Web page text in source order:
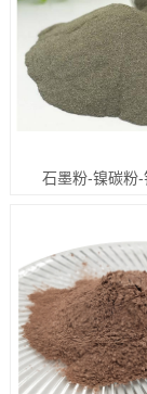
石墨粉-镍碳粉